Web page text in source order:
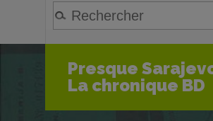
Presque
La chronique BD